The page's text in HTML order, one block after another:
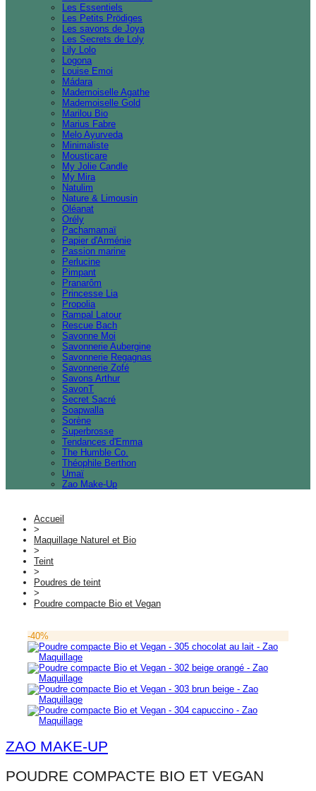
Les Essentiels
Les Petits Prödiges
Les savons de Joya
Les Secrets de Loly
Lily Lolo
Logona
Louise Emoi
Mádara
Mademoiselle Agathe
Mademoiselle Gold
Marilou Bio
Marius Fabre
Melo Ayurveda
Minimaliste
Mousticare
My Jolie Candle
My Mira
Natulim
Nature & Limousin
Oléanat
Orély
Pachamamaï
Papier d'Arménie
Passion marine
Perlucine
Pimpant
Pranarôm
Princesse Lia
Propolia
Rampal Latour
Rescue Bach
Savonne Moi
Savonnerie Aubergine
Savonnerie Regagnas
Savonnerie Zofé
Savons Arthur
SavonT
Secret Sacré
Soapwalla
Sorène
Superbrosse
Tendances d'Emma
The Humble Co.
Théophile Berthon
Umaï
Zao Make-Up
Accueil
>
Maquillage Naturel et Bio
>
Teint
>
Poudres de teint
>
Poudre compacte Bio et Vegan
-40%
ZAO MAKE-UP
POUDRE COMPACTE BIO ET VEGAN